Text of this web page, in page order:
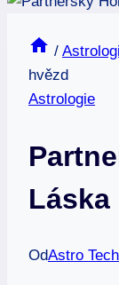
/
hvězd
Astrologie
Láska
OdAstro Tech